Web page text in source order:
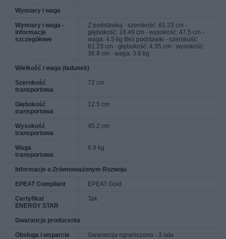
Wymiary i waga
Wymiary i waga -
informacje
szczegółowe
Z podstawką - szerokość: 61.23 cm -
głębokość: 18.49 cm - wysokość: 47.5 cm -
waga: 4.5 kg Bez podstawki - szerokość:
61.23 cm - głębokość: 4.35 cm - wysokość:
36.8 cm - waga: 3.6 kg
Wielkość i waga (ładunek)
Szerokość
transportowa
72 cm
Głębokość
transportowa
12.5 cm
Wysokość
transportowa
45.2 cm
Waga
transportowa
6.9 kg
Informacje o Zrównoważonym Rozwoju
EPEAT Compliant EPEAT Gold
Certyfikat
ENERGY STAR
Tak
Gwarancja producenta
Obsługa i wsparcie Gwarancja ograniczona - 3 lata